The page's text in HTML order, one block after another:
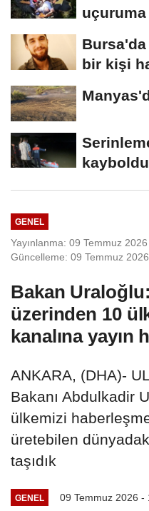
uçuruma
bir kişi
kayboldu
GENEL
Yayınlanma: 09 Temmuz
Güncelleme: 09 Temmuz
Bakan
üzerinden 10
kanalına
ANKARA, (DHA)-
Bakanı Abdulkadir
ülkemizi
üretebilen
taşıdık
GENEL 09 Temmuz 2026 -